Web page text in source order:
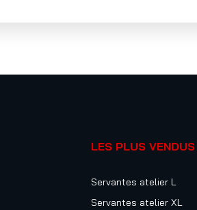
LES PLUS VENDUS
Servantes atelier L
Servantes atelier XL